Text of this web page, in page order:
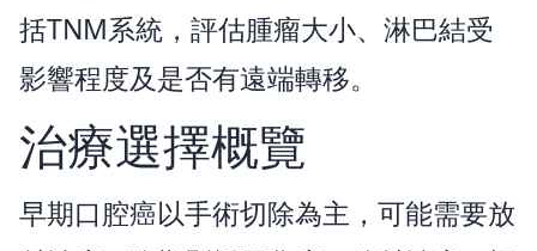
括TNM系統，評估腫瘤大小、淋巴結受
影響程度及是否有遠端轉移。
治療選擇概覽
早期口腔癌以手術切除為主，可能需要放